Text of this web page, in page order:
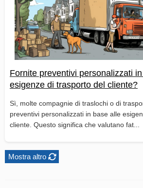
Fornite preventivi personalizzati
esigenze di trasporto del cliente?
Sì, molte compagnie di traslochi o di
preventivi personalizzati in base alle
cliente. Questo significa che valutano fat...
Mostra altro